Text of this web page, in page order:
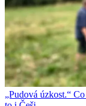
„Pudová úzkost.“